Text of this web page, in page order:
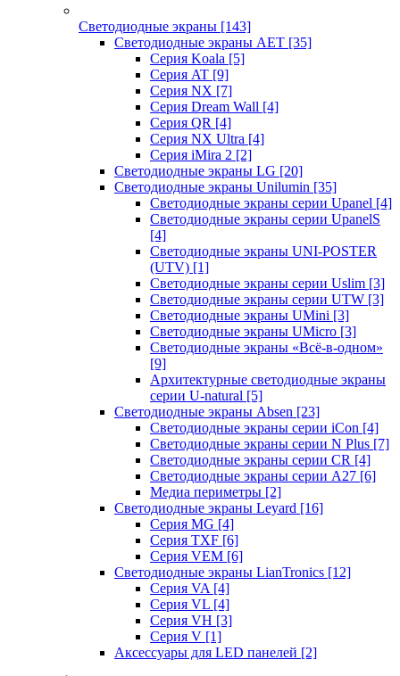
Светодиодные экраны [143]
Светодиодные экраны AET [35]
Cерия Koala [5]
Серия AT [9]
Серия NX [7]
Серия Dream Wall [4]
Серия QR [4]
Серия NX Ultra [4]
Серия iMira 2 [2]
Светодиодные экраны LG [20]
Светодиодные экраны Unilumin [35]
Светодиодные экраны серии Upanel [4]
Светодиодные экраны серии UpanelS
[4]
Светодиодные экраны UNI-POSTER
(UTV) [1]
Светодиодные экраны серии Uslim [3]
Светодиодные экраны серии UTW [3]
Светодиодные экраны UMini [3]
Светодиодные экраны UMicro [3]
Светодиодные экраны «Всё-в-одном»
[9]
Архитектурные светодиодные экраны
серии U-natural [5]
Светодиодные экраны Absen [23]
Светодиодные экраны серии iCon [4]
Светодиодные экраны серии N Plus [7]
Светодиодные экраны серии CR [4]
Светодиодные экраны серии А27 [6]
Медиа периметры [2]
Светодиодные экраны Leyard [16]
Серия MG [4]
Серия TXF [6]
Серия VEM [6]
Светодиодные экраны LianTronics [12]
Серия VA [4]
Серия VL [4]
Серия VH [3]
Серия V [1]
Аксессуары для LED панелей [2]